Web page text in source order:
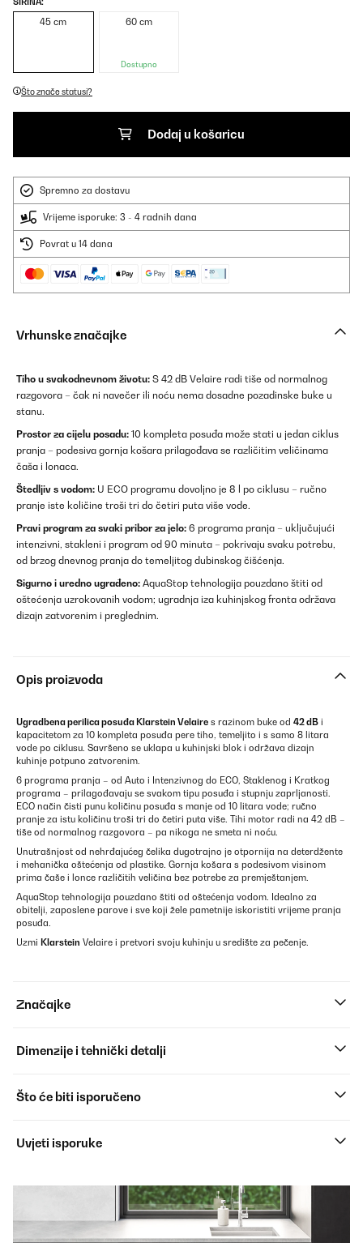
45 cm 60 cm
Dostupno
Što znače statusi?
Dodaj u košaricu
Spremno za dostavu
Vrijeme isporuke: 3 - 4 radnih dana
Povrat u 14 dana
Vrhunske značajke
Tiho u svakodnevnom životu: S 42 dB Velaire radi tiše od normalnog
razgovora – čak ni navečer ili noću nema dosadne pozadinske buke u
stanu.
Prostor za cijelu posadu: 10 kompleta posuđa može stati u jedan ciklus
pranja – podesiva gornja košara prilagođava se različitim veličinama
čaša i lonaca.
Štedljiv s vodom: U ECO programu dovoljno je 8 l po ciklusu – ručno
pranje iste količine troši tri do četiri puta više vode.
Pravi program za svaki pribor za jelo: 6 programa pranja – uključujući
intenzivni, stakleni i program od 90 minuta – pokrivaju svaku potrebu,
od brzog dnevnog pranja do temeljitog dubinskog čišćenja.
Sigurno i uredno ugrađeno: AquaStop tehnologija pouzdano štiti od
oštećenja uzrokovanih vodom; ugradnja iza kuhinjskog fronta održava
dizajn zatvorenim i preglednim.
Opis proizvoda
Ugradbena perilica posuđa Klarstein Velaire s razinom buke od 42 dB i
kapacitetom za 10 kompleta posuđa pere tiho, temeljito i s samo 8 litara
vode po ciklusu. Savršeno se uklapa u kuhinjski blok i održava dizajn
kuhinje potpuno zatvorenim.
6 programa pranja – od Auto i Intenzivnog do ECO, Staklenog i Kratkog
programa – prilagođavaju se svakom tipu posuđa i stupnju zaprljanosti.
ECO način čisti punu količinu posuđa s manje od 10 litara vode; ručno
pranje za istu količinu troši tri do četiri puta više. Tihi motor radi na 42 dB –
tiše od normalnog razgovora – pa nikoga ne smeta ni noću.
Unutrašnjost od nehrđajućeg čelika dugotrajno je otpornija na deterdžente
i mehanička oštećenja od plastike. Gornja košara s podesivom visinom
prima čaše i lonce različitih veličina bez potrebe za premještanjem.
AquaStop tehnologija pouzdano štiti od oštećenja vodom. Idealno za
obitelji, zaposlene parove i sve koji žele pametnije iskoristiti vrijeme pranja
posuđa.
Uzmi Klarstein Velaire i pretvori svoju kuhinju u središte za pečenje.
Značajke
Dimenzije i tehnički detalji
Što će biti isporučeno
Uvjeti isporuke